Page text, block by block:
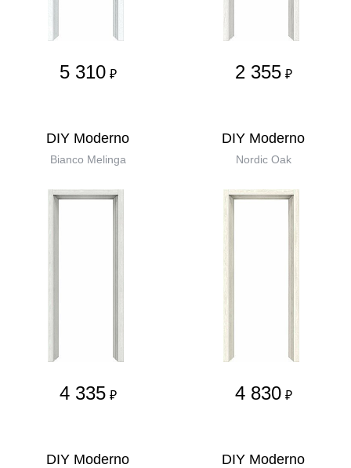
5 310 ₽ 2 355 ₽
DIY Moderno
Bianco Melinga
4 335 ₽
DIY Moderno
Nordic Oak
4 830 ₽
DIY Moderno DIY Moderno